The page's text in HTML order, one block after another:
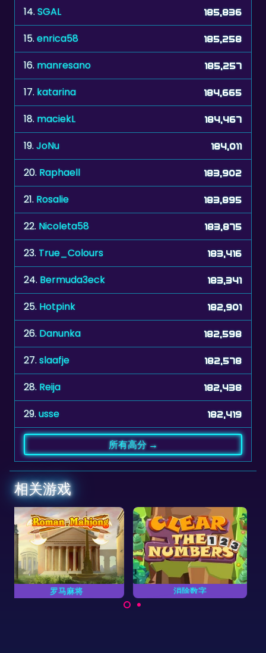
14.SGAL 185,836
15.enrica58 185,258
16. manresano 185,257
17. katarina 184,665
18. maciekL 184,467
19.JoNu 184,011
20. Raphaell 183,902
21. Rosalie 183,895
22. Nicoleta58 183,875
23. True_Colours 183,416
24. Bermuda3eck 183,341
25. Hotpink 182,901
26. Danunka 182,598
27.slaafje 182,578
28. Reija 182,438
29.usse 182,419
所有高分 →
相关游戏
消除数字 抓取它